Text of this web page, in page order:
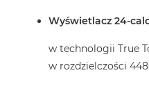
Wyświetlacz 24-
w technologii True
w rozdzielczości